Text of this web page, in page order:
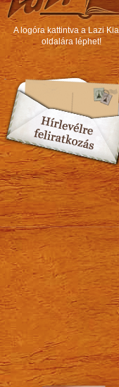
A logóra kattintva a Lazi
oldalára léphet!